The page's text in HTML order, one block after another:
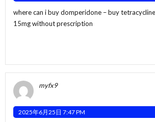
where can i buy domperidone –buy
15mg without prescription
myfx9
2025年6月25日 7:47 PM